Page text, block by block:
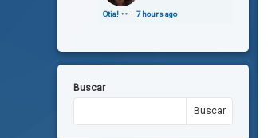
Otia! · 7 hours ago
Buscar
Buscar